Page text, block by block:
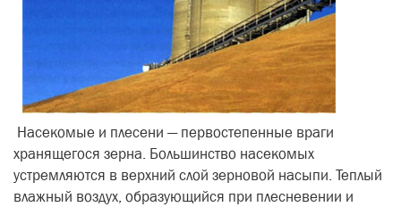
Насекомые и плесени — первостепенные враги
хранящегося зерна. Большинство насекомых
устремляются в верхний слой зерновой насыпи. Теплый
влажный воздух, образующийся при плесневении и